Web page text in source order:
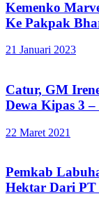
Kemenko
Ke Pakpak
21 Januari 2023
Catur, GM
Dewa Kipas 3 –
22 Maret 2021
Pemkab
Hektar Dari PT